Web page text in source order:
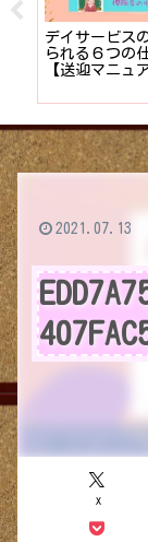
デイサービス
られる６つの
【送迎マニュ
X
2021.07.13